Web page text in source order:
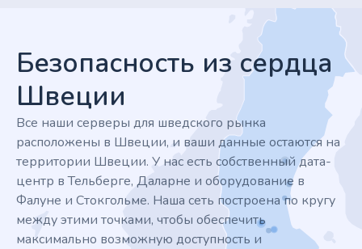
Безопасность из сердца
Швеции
Все наши серверы для шведского рынка
расположены в Швеции, и ваши данные остаются на
территории Швеции. У нас есть собственный дата-
центр в Тельберге, Даларне и оборудование в
Фалуне и Стокгольме. Наша сеть построена по кругу
между этими точками, чтобы обеспечить
максимально возможную доступность и